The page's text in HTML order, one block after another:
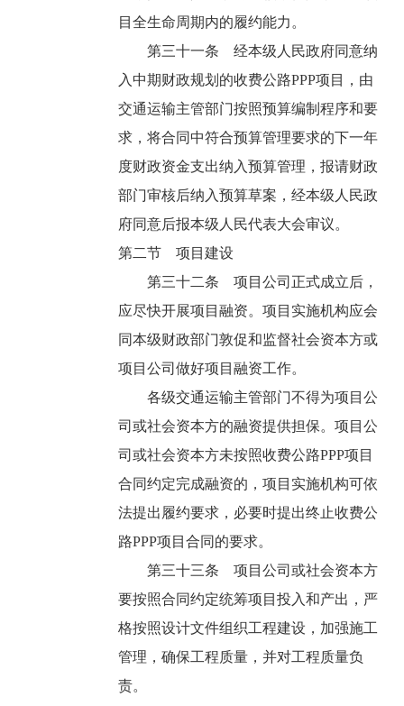
目全生命周期内的履约能力。
第三十一条 经本级人民政府同意纳
入中期财政规划的收费公路PPP项目，由
交通运输主管部门按照预算编制程序和要
求，将合同中符合预算管理要求的下一年
度财政资金支出纳入预算管理，报请财政
部门审核后纳入预算草案，经本级人民政
府同意后报本级人民代表大会审议。
第二节 项目建设
第三十二条 项目公司正式成立后，
应尽快开展项目融资。项目实施机构应会
同本级财政部门敦促和监督社会资本方或
项目公司做好项目融资工作。
各级交通运输主管部门不得为项目公
司或社会资本方的融资提供担保。项目公
司或社会资本方未按照收费公路PPP项目
合同约定完成融资的，项目实施机构可依
法提出履约要求，必要时提出终止收费公
路PPP项目合同的要求。
第三十三条 项目公司或社会资本方
要按照合同约定统筹项目投入和产出，严
格按照设计文件组织工程建设，加强施工
管理，确保工程质量，并对工程质量负
责。